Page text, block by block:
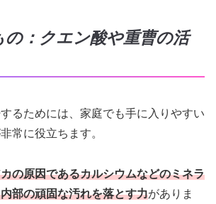
の：クエン酸や重曹の活
るためには、家庭でも手に入りやすい
常に役立ちます。
の原因であるカルシウムなどのミネラ
部の頑固な汚れを落とす力がありま